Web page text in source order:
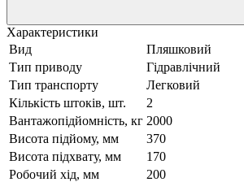
Характеристики
Вид
Пляшковий
Тип приводу
Гідравлічний
Тип транспорту
Легковий
Кількість штоків, шт.
2
Вантажопідйомність, кг 2000
Висота підйому, мм
370
Висота підхвату, мм
170
Робочий хід, мм
200